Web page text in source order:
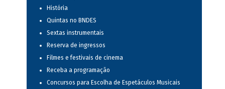
História
Quintas no BNDES
Sextas instrumentais
Reserva de ingressos
Filmes e festivais de cinema
Receba a programação
Concursos para Escolha de Espetáculos Musicais